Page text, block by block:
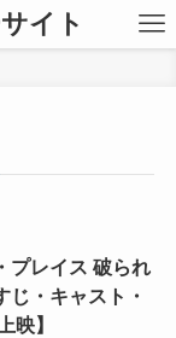
イト
プレイス 破られ
じ・キャスト・
映】